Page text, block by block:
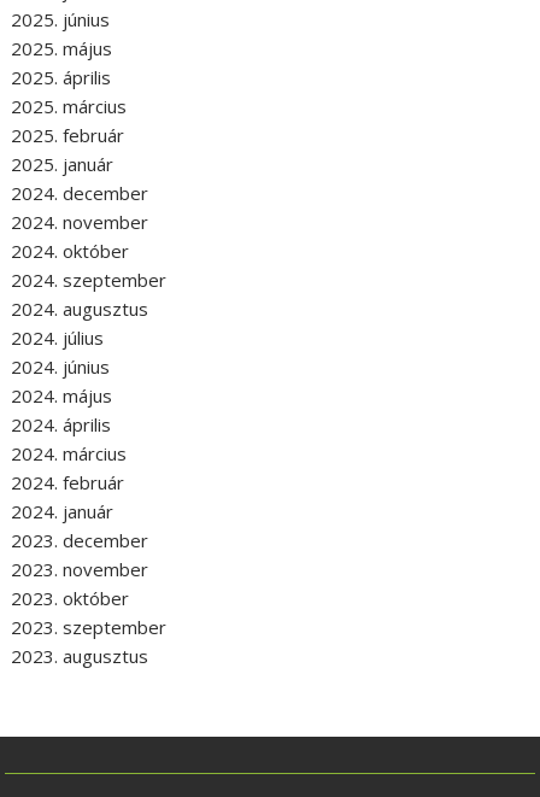
2025. június
2025. május
2025. április
2025. március
2025. február
2025. január
2024. december
2024. november
2024. október
2024. szeptember
2024. augusztus
2024. július
2024. június
2024. május
2024. április
2024. március
2024. február
2024. január
2023. december
2023. november
2023. október
2023. szeptember
2023. augusztus